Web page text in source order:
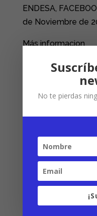
ENDESA,
de Noviembre de
Más informacion
Facebook
No te pierdas